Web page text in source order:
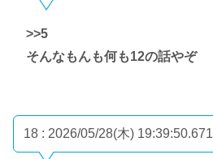
>>5
そんなもんも何も12の話やぞ
18 : 2026/05/28(木) 19:39:50.671